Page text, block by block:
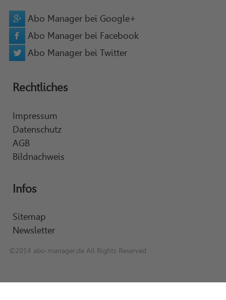
Abo Manager bei Google+
Abo Manager bei Facebook
Abo Manager bei Twitter
Rechtliches
Impressum
Datenschutz
AGB
Bildnachweis
Infos
Sitemap
Newsletter
©2014 abo-manager.de All Rights Reserved